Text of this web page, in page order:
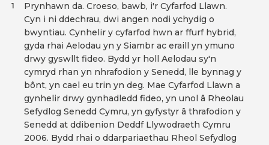
Prynhawn da. Croeso, bawb, i'r Cyfarfod Llawn.
Cyn i ni ddechrau, dwi angen nodi ychydig o
bwyntiau. Cynhelir y cyfarfod hwn ar ffurf hybrid,
gyda rhai Aelodau yn y Siambr ac eraill yn ymuno
drwy gyswllt fideo. Bydd yr holl Aelodau sy'n
cymryd rhan yn nhrafodion y Senedd, lle bynnag y
bônt, yn cael eu trin yn deg. Mae Cyfarfod Llawn a
gynhelir drwy gynhadledd fideo, yn unol â Rheolau
Sefydlog Senedd Cymru, yn gyfystyr â thrafodion y
Senedd at ddibenion Deddf Llywodraeth Cymru
2006. Bydd rhai o ddarpariaethau Rheol Sefydlog
1